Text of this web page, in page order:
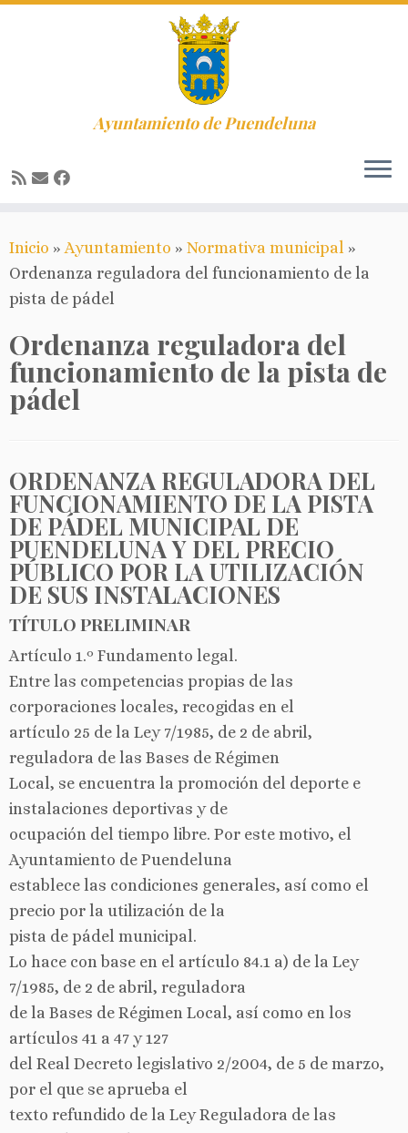
al
contenido
Ayuntamiento de Puendeluna
Inicio » Ayuntamiento » Normativa municipal »
Ordenanza reguladora del funcionamiento de la
pista de pádel
Ordenanza reguladora del
funcionamiento de la pista de
pádel
ORDENANZA REGULADORA DEL
FUNCIONAMIENTO DE LA PISTA
DE PÁDEL MUNICIPAL DE
PUENDELUNA Y DEL PRECIO
PÚBLICO POR LA UTILIZACIÓN
DE SUS INSTALACIONES
TÍTULO PRELIMINAR
Artículo 1.º Fundamento legal.
Entre las competencias propias de las
corporaciones locales, recogidas en el
artículo 25 de la Ley 7/1985, de 2 de abril,
reguladora de las Bases de Régimen
Local, se encuentra la promoción del deporte e
instalaciones deportivas y de
ocupación del tiempo libre. Por este motivo, el
Ayuntamiento de Puendeluna
establece las condiciones generales, así como el
precio por la utilización de la
pista de pádel municipal.
Lo hace con base en el artículo 84.1 a) de la Ley
7/1985, de 2 de abril, reguladora
de la Bases de Régimen Local, así como en los
artículos 41 a 47 y 127
del Real Decreto legislativo 2/2004, de 5 de marzo,
por el que se aprueba el
texto refundido de la Ley Reguladora de las